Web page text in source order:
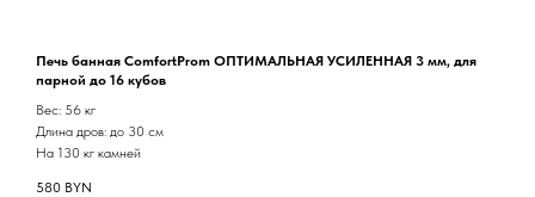
Печь банная ComfortProm ОПТИМАЛЬНАЯ УСИЛЕННАЯ 3 мм, для
парной до 16 кубов
Вес: 56 кг
Длина дров: до 30 см
На 130 кг камней
580 BYN